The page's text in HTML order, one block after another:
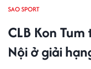
SAO SPORT
CLB Kon
Nội ở giải